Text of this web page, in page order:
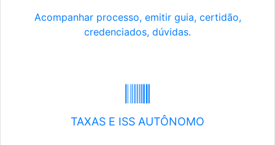
Acompanhar processo, emitir guia, certidão,
credenciados, dúvidas.
TAXAS E ISS AUTÔNOMO